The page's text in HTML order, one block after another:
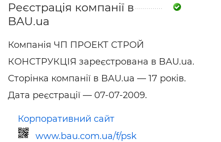
Реєстрація компанії в
BAU.ua
Компанія ЧП ПРОЕКТ СТРОЙ
КОНСТРУКЦІЯ зареєстрована в BAU.ua.
Сторінка компанії в BAU.ua — 17 років.
Дата реєстрації — 07-07-2009.
Корпоративний сайт
www.bau.com.ua/f/psk